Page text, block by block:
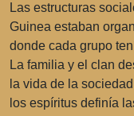
Las estructuras
Guinea estaban
donde cada grupo
La familia y el clan
la vida de la
los espíritus definía